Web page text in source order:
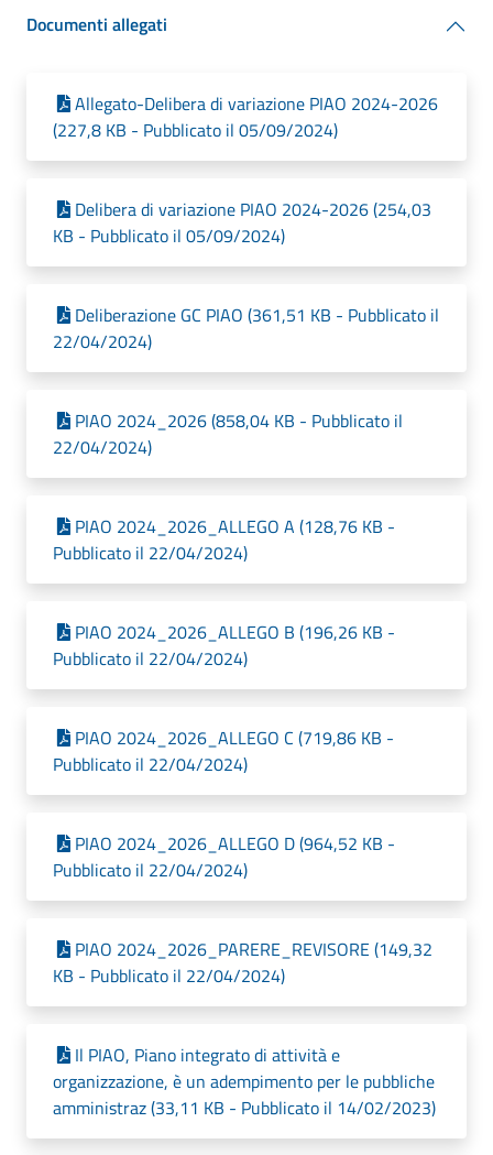
Documenti allegati
Allegato-Delibera di variazione PIAO 2024-2026
(227,8 KB - Pubblicato il 05/09/2024)
Delibera di variazione PIAO 2024-2026 (254,03
KB - Pubblicato il 05/09/2024)
Deliberazione GC PIAO (361,51 KB - Pubblicato il
22/04/2024)
PIAO 2024_2026 (858,04 KB - Pubblicato il
22/04/2024)
PIAO 2024_2026_ALLEGO A (128,76 KB -
Pubblicato il 22/04/2024)
PIAO 2024_2026_ALLEGO B (196,26 KB -
Pubblicato il 22/04/2024)
PIAO 2024_2026_ALLEGO C (719,86 KB -
Pubblicato il 22/04/2024)
PIAO 2024_2026_ALLEGO D (964,52 KB -
Pubblicato il 22/04/2024)
PIAO 2024_2026_PARERE_REVISORE (149,32
KB - Pubblicato il 22/04/2024)
Il PIAO, Piano integrato di attività e
organizzazione, è un adempimento per le pubbliche
amministraz (33,11 KB - Pubblicato il 14/02/2023)